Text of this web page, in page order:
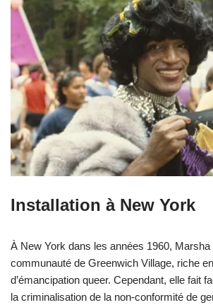
Installation à New York
À New York dans les années 1960,
communauté de Greenwich Village, riche
d’émancipation queer. Cependant, elle fait
la criminalisation de la non-conformité de